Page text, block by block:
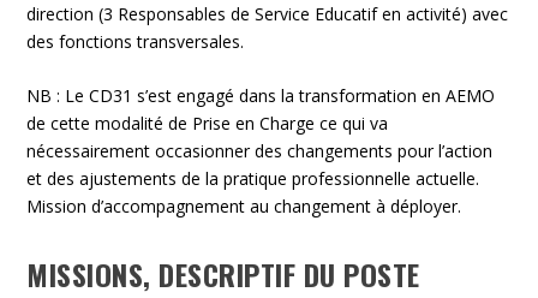
direction (3 Responsables de Service Educatif en activité) avec
des fonctions transversales.
NB : Le CD31 s’est engagé dans la transformation en AEMO
de cette modalité de Prise en Charge ce qui va
nécessairement occasionner des changements pour l’action
et des ajustements de la pratique professionnelle actuelle.
Mission d’accompagnement au changement à déployer.
MISSIONS, DESCRIPTIF DU POSTE